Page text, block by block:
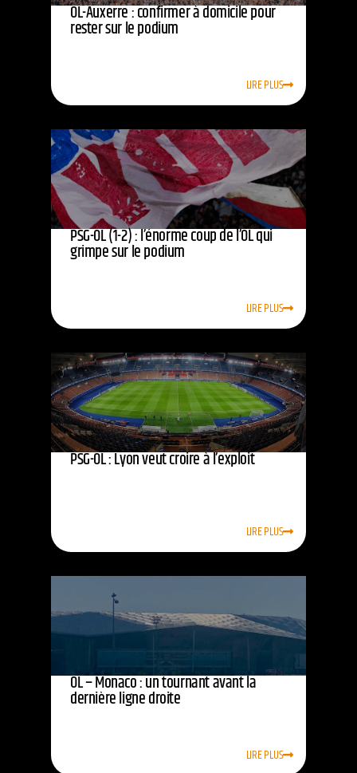
OL-Auxerre : confirmer à domicile pour
rester sur le podium
LIRE PLUS
PSG-OL (1-2) : l’énorme coup de l’OL qui
grimpe sur le podium
LIRE PLUS
PSG-OL : Lyon veut croire à l’exploit
LIRE PLUS
OL – Monaco : un tournant avant la
dernière ligne droite
LIRE PLUS